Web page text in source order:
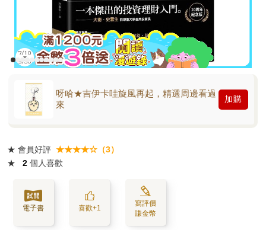
呀哈★吉伊卡哇旋風再起，精選周邊看過
來
加購
★ 會員好評 ★★★★☆（3）
★
2 個人喜歡
電子書 喜歡+1
寫評價
賺金幣